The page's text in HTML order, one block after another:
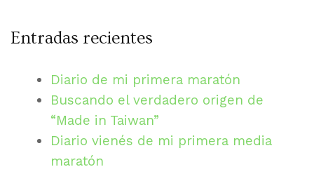
Entradas recientes
Diario de mi primera maratón
Buscando el verdadero origen de
“Made in Taiwan”
Diario vienés de mi primera media
maratón